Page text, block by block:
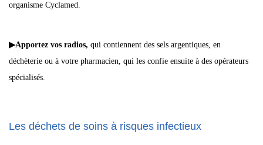
organisme Cyclamed.
▶Apportez vos radios, qui contiennent des sels argentiques, en
déchèterie ou à votre pharmacien, qui les confie ensuite à des opérateurs
spécialisés.
Les déchets de soins à risques infectieux